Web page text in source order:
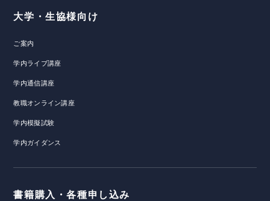
大学・生協様向け
ご案内
学内ライブ講座
学内通信講座
教職オンライン講座
学内模擬試験
学内ガイダンス
書籍購入・各種申し込み